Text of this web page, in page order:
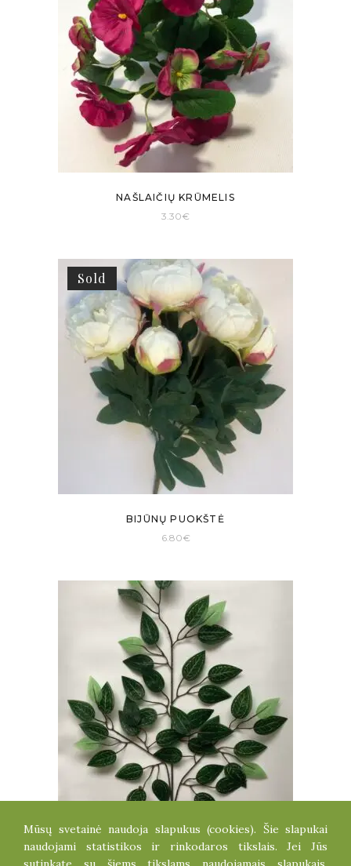
NAŠLAIČIŲ KRŪMELIS
3.30€
Sold
BIJŪNŲ PUOKŠTĖ
6.80€
ŠAKELĖ
0.80
Mūsų svetainė naudoja slapukus (cookies). Šie slapukai
naudojami statistikos ir rinkodaros tikslais. Jei Jūs